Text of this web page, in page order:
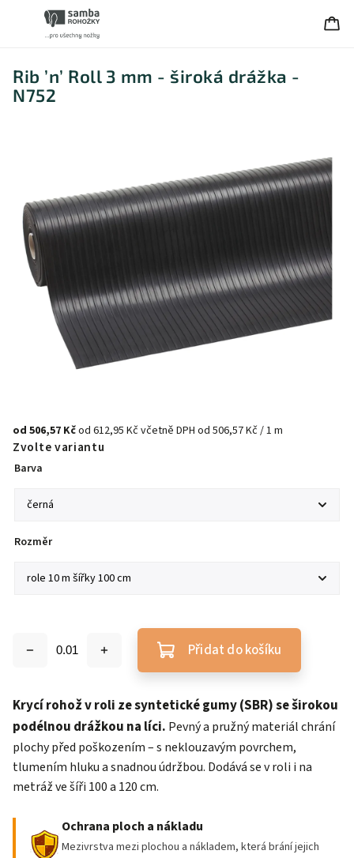
Rib ’n’ Roll 3 mm - široká drážka -
N752
od 506,57 Kčod 612,95 Kčvčetně DPH od 506,57 Kč / 1 m
Zvolte variantu
Barva
Rozměr
Přidat do košíku
Krycí rohož v roli ze syntetické gumy (SBR) se širokou
podélnou drážkou na líci. Pevný a pružný materiál chrání
plochy před poškozením – s neklouzavým povrchem,
tlumením hluku a snadnou údržbou. Dodává se v roli i na
metráž ve šíři 100 a 120 cm.
Ochrana ploch a nákladu
Mezivrstva mezi plochou a nákladem, která brání jejich